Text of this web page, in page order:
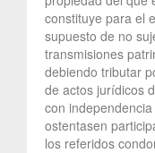
constituye para el
supuesto de no
transmisiones
debiendo tributar
de actos jurídicos
con
ostentasen
los referidos